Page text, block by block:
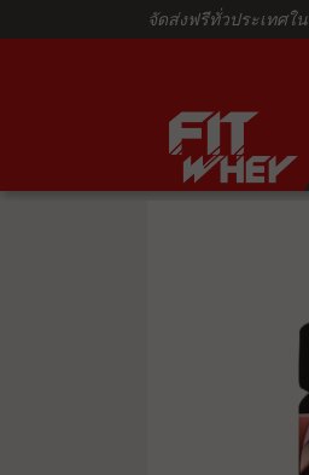
จัดส่งฟรีทั่วประเทศใ